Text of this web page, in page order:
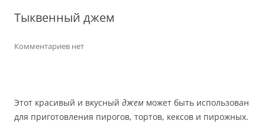
Тыквенный джем
Комментариев нет
Этот красивый и вкусный джем может быть использован
для приготовления пирогов, тортов, кексов и пирожных.